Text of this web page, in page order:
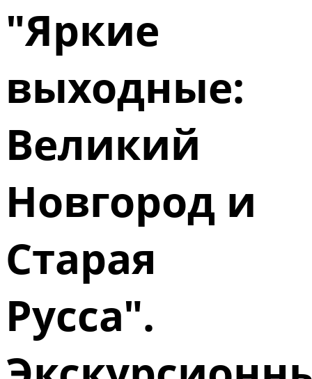
"Яркие
выходные:
Великий
Новгород и
Старая
Русса".